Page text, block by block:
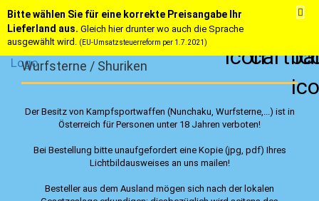
Bitte wählen Sie für eine korrekte Preisangabe Ihr
Lieferland aus. Gleich hier drunter wo auch die Sprache
ausgewählt wird. (EU-Umsatzsteuerreform per 1.7.2021)
Wurfsterne / Shuriken
Der Besitz von Kampfsportwaffen (Nunchaku, Wurfsterne,...) ist in
Österreich für Personen unter 18 Jahren verboten!
Bei Bestellung bitte unaufgefordert eine Kopie (jpg, pdf) Ihres
Lichtbildausweises an uns mailen!
Besteller aus dem Ausland mögen sich nach der lokalen